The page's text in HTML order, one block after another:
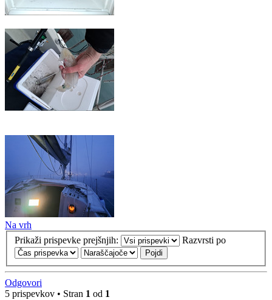
Na vrh
Prikaži prispevke prejšnjih:
Razvrsti po
Odgovori
5 prispevkov • Stran 1 od 1